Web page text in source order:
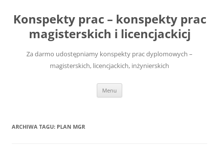
treści
Konspekty prac – konspekty prac
magisterskich i licencjackicj
Za darmo udostępniamy konspekty prac dyplomowych –
magisterskich, licencjackich, inżynierskich
Menu
ARCHIWA TAGU: PLAN MGR